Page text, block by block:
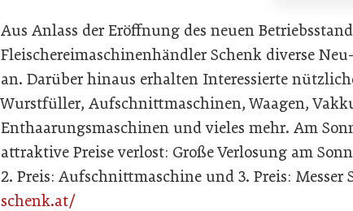
Aus Anlass der Eröffnung des neuen
Fleischereimaschinenhändler Schenk diverse
an. Darüber hinaus erhalten Interessierte
Wurstfüller, Aufschnittmaschinen, Waagen,
Enthaarungsmaschinen und vieles mehr. Am
attraktive Preise verlost: Große Verlosung am
2. Preis: Aufschnittmaschine und 3. Preis: Messer
schenk.at/